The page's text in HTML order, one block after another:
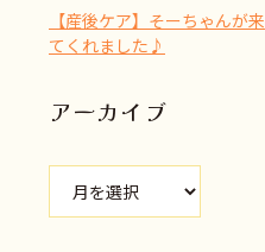
【産後ケア】そーちゃんが来
てくれました♪
アーカイブ